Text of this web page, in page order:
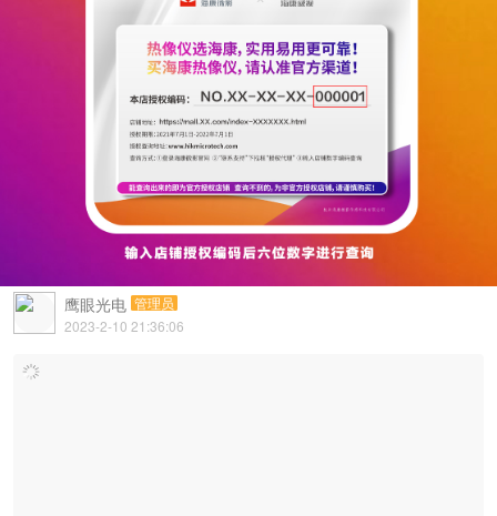
鹰眼光电 管理员
2023-2-10 21:36:06